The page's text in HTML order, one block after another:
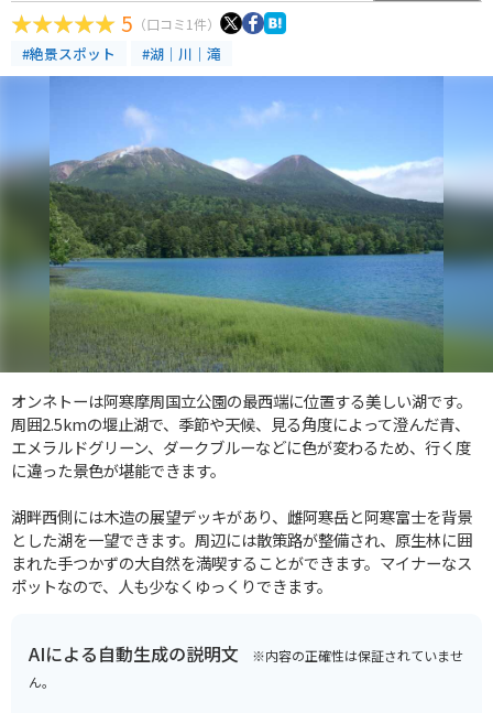
5 （口コミ1件）
#絶景スポット #湖｜川｜滝
オンネトーは阿寒摩周国立公園の最西端に位置する美しい湖です。
周囲2.5kmの堰止湖で、季節や天候、見る角度によって澄んだ青、
エメラルドグリーン、ダークブルーなどに色が変わるため、行く度
に違った景色が堪能できます。
湖畔西側には木造の展望デッキがあり、雌阿寒岳と阿寒富士を背景
とした湖を一望できます。周辺には散策路が整備され、原生林に囲
まれた手つかずの大自然を満喫することができます。マイナーなス
ポットなので、人も少なくゆっくりできます。
AIによる自動生成の説明文 ※内容の正確性は保証されていませ
ん。